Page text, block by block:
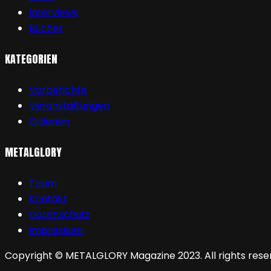
Interviews
Bücher
KATEGORIEN
Vorberichte
Veranstaltungen
Galerien
METALGLORY
Team
Kontakt
Datenschutz
Impressum
Copyright © METALGLORY Magazine 2023. All rights